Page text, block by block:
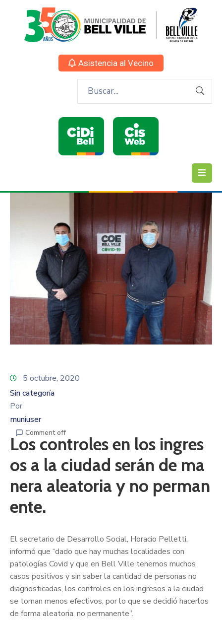
Asistencia al Vecino
5 octubre, 2020
Sin categoría
Por
muniuser
Comment off
Los controles en los ingres
os a la ciudad serán de ma
nera aleatoria y no perman
ente.
El secretario de Desarrollo Social, Horacio Pelletti,
informó que “dado que hay muchas localidades con
patologías Covid y que en Bell Ville tenemos muchos
casos positivos y sin saber la cantidad de personas no
diagnosticadas, los controles en los ingresos a la ciudad
se tornan menos efectivos, por lo que se decidió hacerlos
de forma aleatoria, no permanente”.